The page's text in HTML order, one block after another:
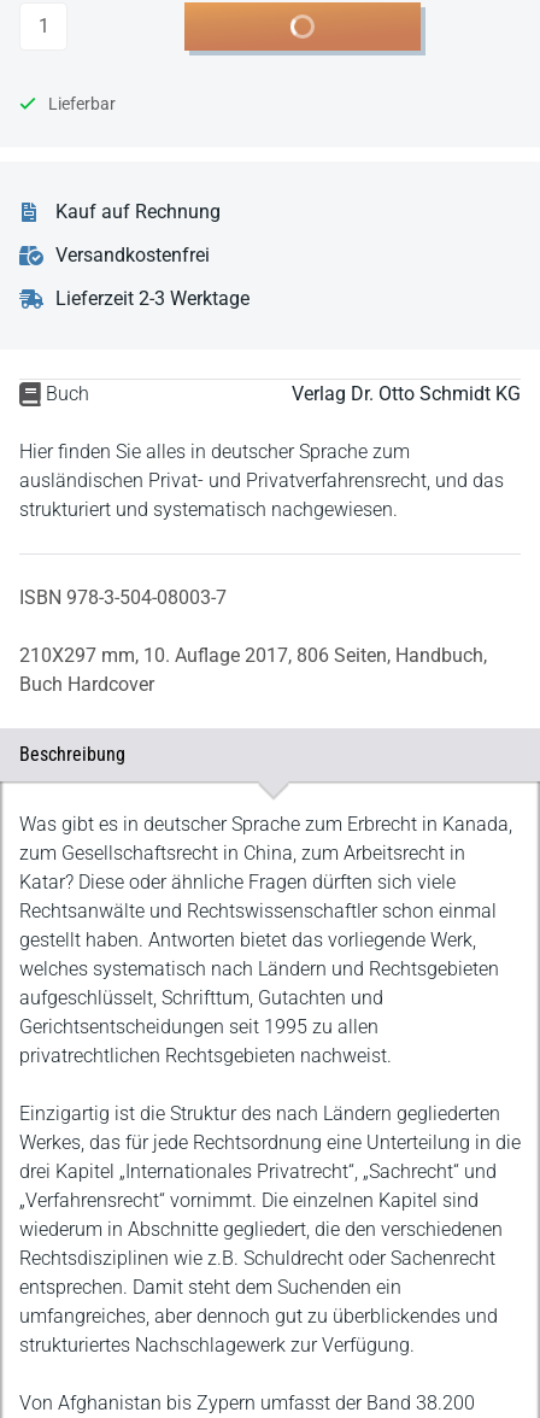
Buch Verlag Dr. Otto Schmidt KG
Hier finden Sie alles in deutscher Sprache zum
ausländischen Privat- und Privatverfahrensrecht, und das
strukturiert und systematisch nachgewiesen.
ISBN 978-3-504-08003-7
210X297 mm, 10. Auflage 2017, 806 Seiten, Handbuch,
Buch Hardcover
Anzahl In den Warenkorb
Lieferbar
Kauf auf Rechnung
Versandkostenfrei
Lieferzeit 2-3 Werktage
Beschreibung
Beschreibung
Was gibt es in deutscher Sprache zum Erbrecht in Kanada,
zum Gesellschaftsrecht in China, zum Arbeitsrecht in
Katar? Diese oder ähnliche Fragen dürften sich viele
Rechtsanwälte und Rechtswissenschaftler schon einmal
gestellt haben. Antworten bietet das vorliegende Werk,
welches systematisch nach Ländern und Rechtsgebieten
aufgeschlüsselt, Schrifttum, Gutachten und
Gerichtsentscheidungen seit 1995 zu allen
privatrechtlichen Rechtsgebieten nachweist.
Einzigartig ist die Struktur des nach Ländern gegliederten
Werkes, das für jede Rechtsordnung eine Unterteilung in die
drei Kapitel „Internationales Privatrecht“, „Sachrecht“ und
„Verfahrensrecht“ vornimmt. Die einzelnen Kapitel sind
wiederum in Abschnitte gegliedert, die den verschiedenen
Rechtsdisziplinen wie z.B. Schuldrecht oder Sachenrecht
entsprechen. Damit steht dem Suchenden ein
umfangreiches, aber dennoch gut zu überblickendes und
strukturiertes Nachschlagewerk zur Verfügung.
Von Afghanistan bis Zypern umfasst der Band 38.200